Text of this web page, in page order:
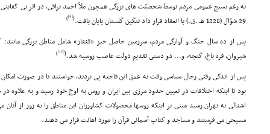
به رغم بسیج عمومى مردم توسط شخصیّت هاى بزرگى همچون ملاّ احمد نراقى، در اثر بى
29 شوّال (1228 هـ .ق.) با انعقاد قرار داد ننگین گلستان پایان یافت.
(
[9]
)
پس از ده سال جنگ و آوارگى مردم، سرزمین حاصل خیز «قفقاز» شامل مناطق بزرگى مانند:
شیروان، قره باغ، گنجه، و... دو دستى تقدیم دولت غاصب روسیه شد.(
[10]
)
پس از اندکى وقتى رجال سیاسى وقت به عمق این فاجعه پى بردند، خواستند تا در صورت
اشغالى به تهران رسید مبنى بر اینکه روسها محصولات کشاورزان این مناطق را به زور از
مسیحى مى فرستند و مساجد و کتاب آسمانى قرآن را مورد اهانت قرار مى دهند.